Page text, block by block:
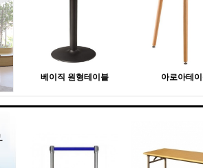
베이직 원형테이블 아로아테